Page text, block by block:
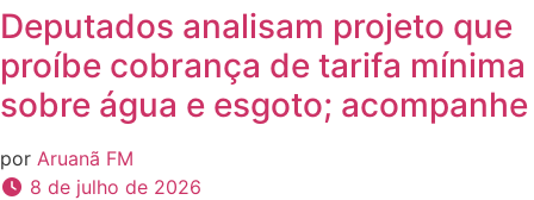
Deputados analisam projeto que
proíbe cobrança de tarifa mínima
sobre água e esgoto; acompanhe
por Aruanã FM
8 de julho de 2026